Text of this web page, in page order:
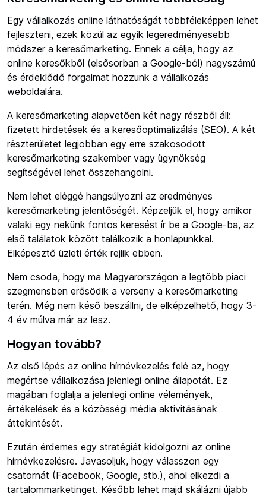
Egy vállalkozás online láthatóságát többféleképpen lehet
fejleszteni, ezek közül az egyik legeredményesebb
módszer a keresőmarketing. Ennek a célja, hogy az
online keresőkből (elsősorban a Google-ból) nagyszámú
és érdeklődő forgalmat hozzunk a vállalkozás
weboldalára.
A keresőmarketing alapvetően két nagy részből áll:
fizetett hirdetések és a keresőoptimalizálás (SEO). A két
részterületet legjobban egy erre szakosodott
keresőmarketing szakember vagy ügynökség
segítségével lehet összehangolni.
Nem lehet eléggé hangsúlyozni az eredményes
keresőmarketing jelentőségét. Képzeljük el, hogy amikor
valaki egy nekünk fontos keresést ír be a Google-ba, az
első találatok között találkozik a honlapunkkal.
Elképesztő üzleti érték rejlik ebben.
Nem csoda, hogy ma Magyarországon a legtöbb piaci
szegmensben erősödik a verseny a keresőmarketing
terén. Még nem késő beszállni, de elképzelhető, hogy 3-
4 év múlva már az lesz.
Hogyan tovább?
Az első lépés az online hírnévkezelés felé az, hogy
megértse vállalkozása jelenlegi online állapotát. Ez
magában foglalja a jelenlegi online vélemények,
értékelések és a közösségi média aktivitásának
áttekintését.
Ezután érdemes egy stratégiát kidolgozni az online
hírnévkezelésre. Javasoljuk, hogy válasszon egy
csatornát (Facebook, Google, stb.), ahol elkezdi a
tartalommarketinget. Később lehet majd skálázni újabb